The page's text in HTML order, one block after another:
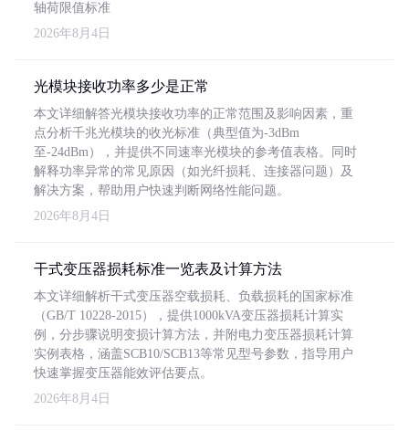
轴荷限值标准
2026年8月4日
光模块接收功率多少是正常
本文详细解答光模块接收功率的正常范围及影响因素，重
点分析千兆光模块的收光标准（典型值为-3dBm
至-24dBm），并提供不同速率光模块的参考值表格。同时
解释功率异常的常见原因（如光纤损耗、连接器问题）及
解决方案，帮助用户快速判断网络性能问题。
2026年8月4日
干式变压器损耗标准一览表及计算方法
本文详细解析干式变压器空载损耗、负载损耗的国家标准
（GB/T 10228-2015），提供1000kVA变压器损耗计算实
例，分步骤说明变损计算方法，并附电力变压器损耗计算
实例表格，涵盖SCB10/SCB13等常见型号参数，指导用户
快速掌握变压器能效评估要点。
2026年8月4日